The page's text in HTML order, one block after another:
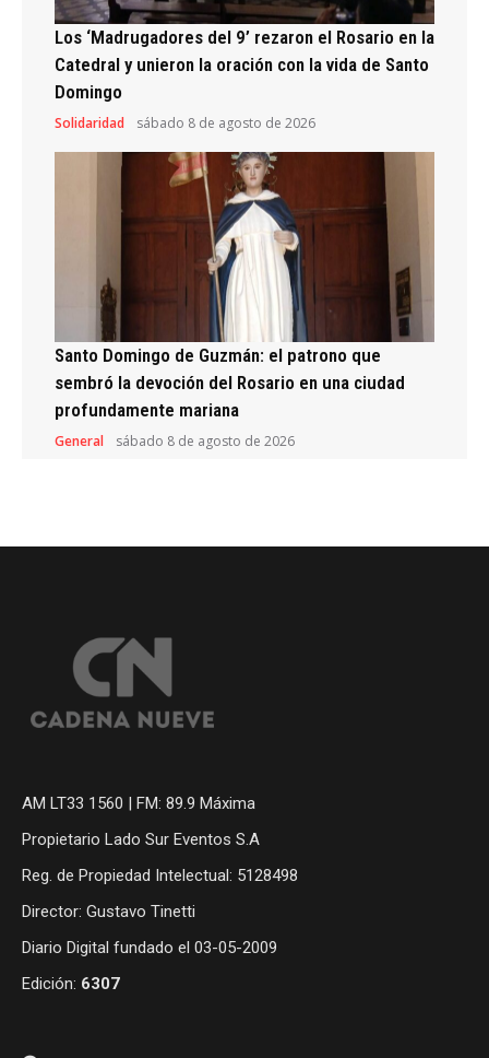
Los ‘Madrugadores del 9’ rezaron el Rosario en la
Catedral y unieron la oración con la vida de Santo
Domingo
Solidaridad sábado 8 de agosto de 2026
Santo Domingo de Guzmán: el patrono que
sembró la devoción del Rosario en una ciudad
profundamente mariana
General sábado 8 de agosto de 2026
AM LT33 1560 | FM: 89.9 Máxima
Propietario Lado Sur Eventos S.A
Reg. de Propiedad Intelectual: 5128498
Director: Gustavo Tinetti
Diario Digital fundado el 03-05-2009
Edición: 6307